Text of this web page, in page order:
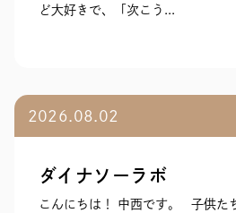
ど大好きで、「次こう...
2026.08.02
ダイナソーラボ
こんにちは！ 中西です。 子供た